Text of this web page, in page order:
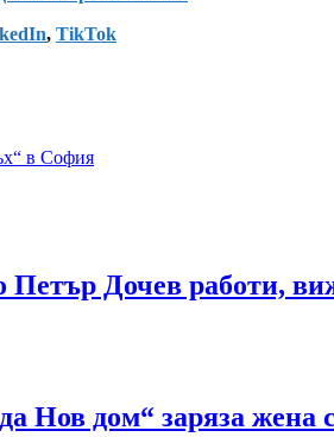
, TikTok
в София
Дочев работи,
Нов дом“ заряза